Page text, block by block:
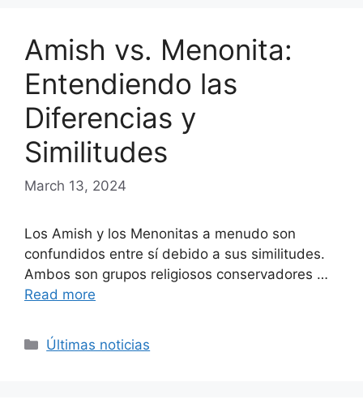
Amish vs. Menonita:
Entendiendo las
Diferencias y
Similitudes
March 13, 2024
Los Amish y los Menonitas a menudo son
confundidos entre sí debido a sus similitudes.
Ambos son grupos religiosos conservadores …
Read more
Categories
Últimas noticias